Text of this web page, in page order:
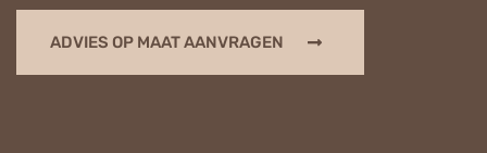
ADVIES OP MAAT AANVRAGEN